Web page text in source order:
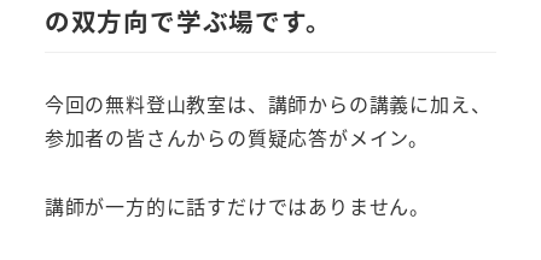
の双方向で学ぶ場です。
今回の無料登山教室は、講師からの講義に加え、
参加者の皆さんからの質疑応答がメイン。
講師が一方的に話すだけではありません。